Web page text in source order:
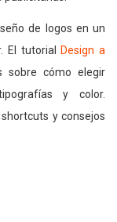
de logos en un
El tutorial
Design a
sobre cómo elegir
y color.
y consejos